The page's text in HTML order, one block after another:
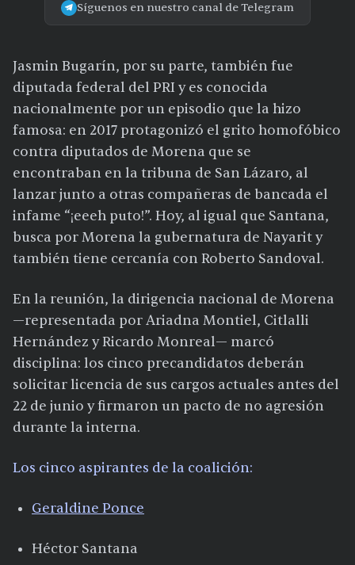
Síguenos en nuestro canal de Telegram
Jasmin Bugarín, por su parte, también fue
diputada federal del PRI y es conocida
nacionalmente por un episodio que la hizo
famosa: en 2017 protagonizó el grito homofóbico
contra diputados de Morena que se
encontraban en la tribuna de San Lázaro, al
lanzar junto a otras compañeras de bancada el
infame “¡eeeh puto!”. Hoy, al igual que Santana,
busca por Morena la gubernatura de Nayarit y
también tiene cercanía con Roberto Sandoval.
En la reunión, la dirigencia nacional de Morena
—representada por Ariadna Montiel, Citlalli
Hernández y Ricardo Monreal— marcó
disciplina: los cinco precandidatos deberán
solicitar licencia de sus cargos actuales antes del
22 de junio y firmaron un pacto de no agresión
durante la interna.
Los cinco aspirantes de la coalición:
Geraldine Ponce
Héctor Santana